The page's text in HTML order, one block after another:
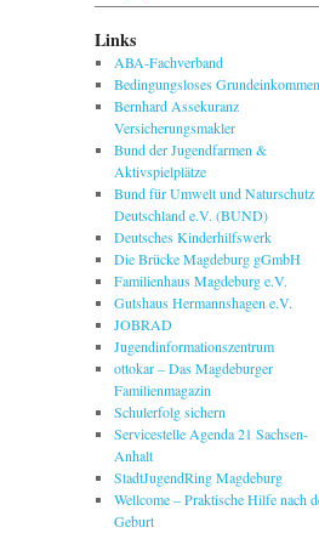
Links
ABA-Fachverband
Bedingungsloses Grundeinkommen
Bernhard Assekuranz
Versicherungsmakler
Bund der Jugendfarmen &
Aktivspielplätze
Bund für Umwelt und Naturschutz
Deutschland e.V. (BUND)
Deutsches Kinderhilfswerk
Die Brücke Magdeburg gGmbH
Familienhaus Magdeburg e.V.
Gutshaus Hermannshagen e.V.
JOBRAD
Jugendinformationszentrum
ottokar – Das Magdeburger
Familienmagazin
Schulerfolg sichern
Servicestelle Agenda 21 Sachsen-
Anhalt
StadtJugendRing Magdeburg
Wellcome – Praktische Hilfe nach
Geburt